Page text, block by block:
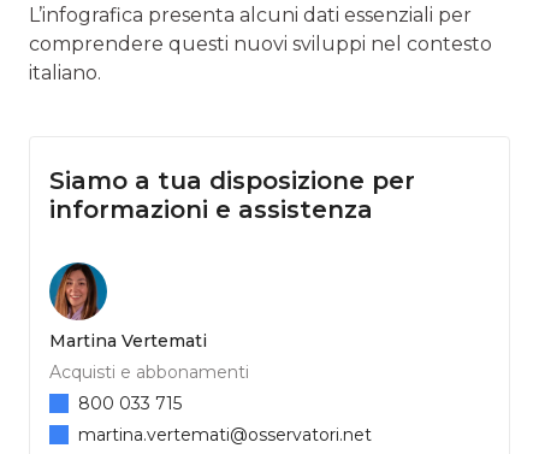
L’infografica presenta alcuni dati essenziali per
comprendere questi nuovi sviluppi nel contesto
italiano.
Siamo a tua disposizione per
informazioni e assistenza
Martina Vertemati
Acquisti e abbonamenti
800 033 715
martina.vertemati@osservatori.net